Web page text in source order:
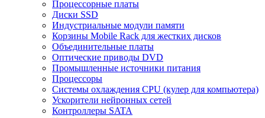
Процессорные платы
Диски SSD
Индустриальные модули памяти
Корзины Mobile Rack для жестких дисков
Объединительные платы
Оптические приводы DVD
Промышленные источники питания
Процессоры
Системы охлаждения CPU (кулер для компьютера)
Ускорители нейронных сетей
Контроллеры SATA